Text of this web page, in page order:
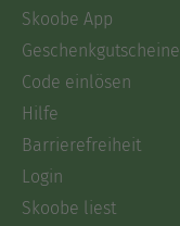
Skoobe App
Geschenkgutscheine
Code einlösen
Hilfe
Barrierefreiheit
Login
Skoobe liest